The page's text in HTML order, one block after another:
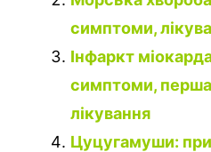
симптоми,
Інфаркт
симптоми,
лікування
Цуцугамуши: